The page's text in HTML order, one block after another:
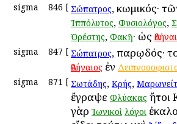
sigma 846 [ Σώπατρος, κωμικός·
Ἱππόλυτος, Φυσιολόγος,
Ὀρέστης, Φακῆ· ὡς
sigma 847 [ Σώπατρος, παρῳδός·
Ἀθήναιος ἐν
sigma 871 [ Σωτάδης, Κρής,
ἔγραψε Φλύακας ἤτοι
γὰρ Ἰωνικοὶ λόγοι